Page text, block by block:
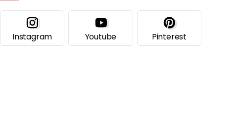
Instagram Youtube Pinterest